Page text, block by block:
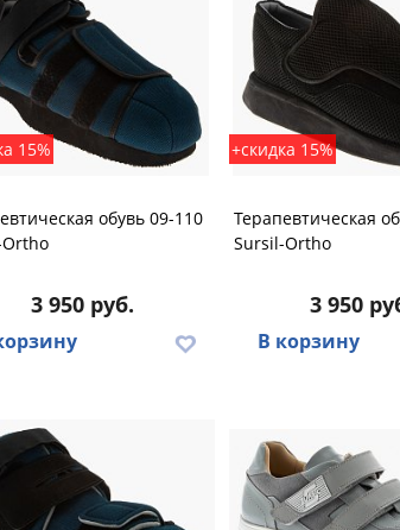
15%
обувь 09-110
3 950 руб.
+скидка 15%
Терапевтическая
Sursil-Ortho
3 950
В корзину